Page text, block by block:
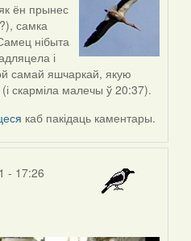
ён прынес
самка
нібыта
і
самай яшчаркай, якую
скарміла малечы ў 20:37).
каб пакідаць каментары.
- 17:26